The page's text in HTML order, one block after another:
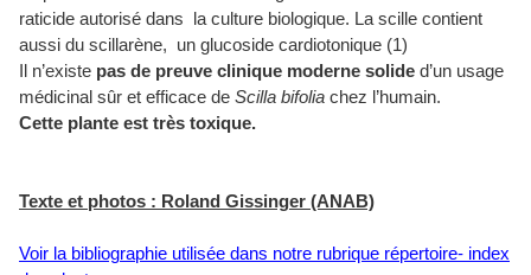
raticide autorisé dans la culture biologique. La scille contient
aussi du scillarène, un glucoside cardiotonique (1)
Il n’existe pas de preuve clinique moderne solide d’un usage
médicinal sûr et efficace de Scilla bifolia chez l’humain.
Cette plante est très toxique.
Texte et photos : Roland Gissinger (ANAB)
Voir la bibliographie utilisée dans notre rubrique répertoire- index